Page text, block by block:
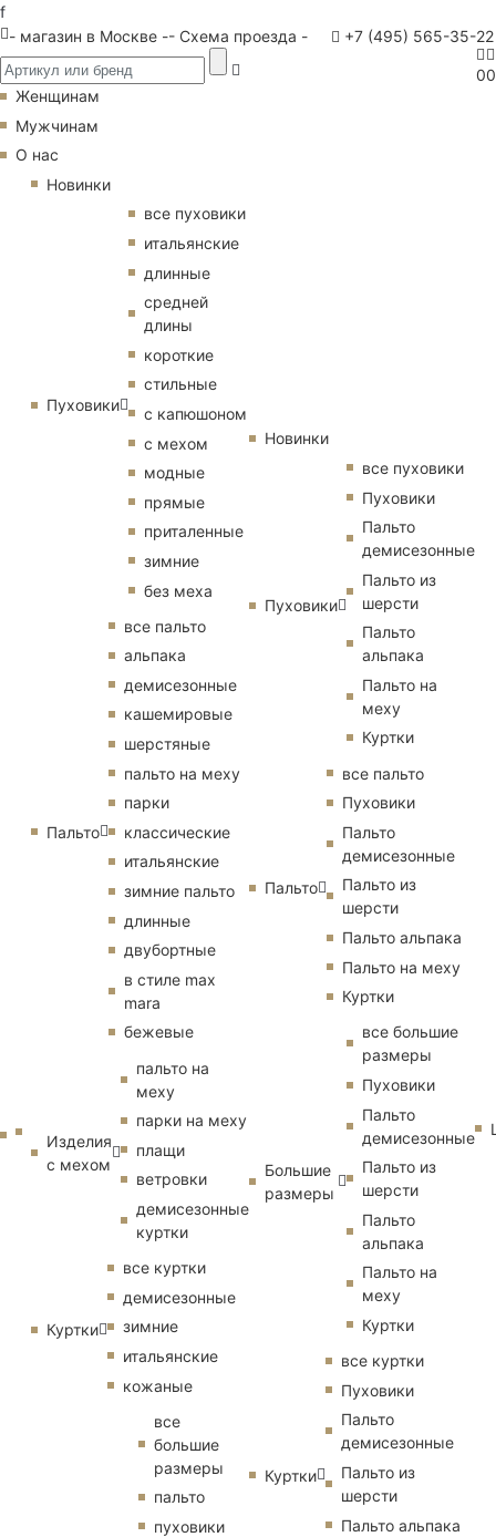
f
- магазин в Москве -- Схема проезда - +7 (495) 565-35-22
00
Женщинам
Мужчинам
О нас
Новинки
Пуховики
все пуховики
итальянские
длинные
средней
длины
короткие
стильные
с капюшоном
с мехом
модные
прямые
приталенные
зимние
без меха
Пальто
все пальто
альпака
демисезонные
кашемировые
шерстяные
пальто на меху
парки
классические
итальянские
зимние пальто
длинные
двубортные
в стиле max
mara
бежевые
Изделия
с мехом
пальто на
меху
парки на меху
плащи
ветровки
демисезонные
куртки
Куртки
все куртки
демисезонные
зимние
итальянские
кожаные
все
большие
размеры
пальто
пуховики
Новинки
Пуховики
все пуховики
Пуховики
Пальто
демисезонные
Пальто из
шерсти
Пальто
альпака
Пальто на
меху
Куртки
Пальто
все пальто
Пуховики
Пальто
демисезонные
Пальто из
шерсти
Пальто альпака
Пальто на меху
Куртки
Большие
размеры
все большие
размеры
Пуховики
Пальто
демисезонные
Пальто из
шерсти
Пальто
альпака
Пальто на
меху
Куртки
Куртки
все куртки
Пуховики
Пальто
демисезонные
Пальто из
шерсти
Пальто альпака